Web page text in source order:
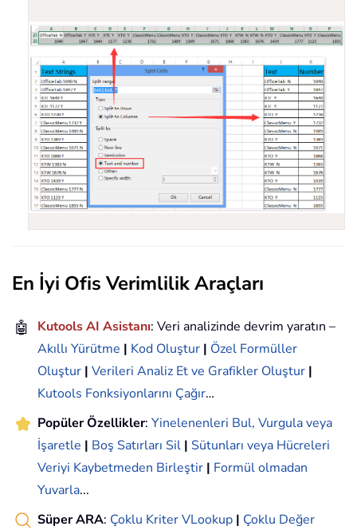
En İyi Ofis Verimlilik Araçları
🤖 Kutools AI Asistanı: Veri analizinde devrim yaratın –
Akıllı Yürütme | Kod Oluştur | Özel Formüller
Oluştur | Verileri Analiz Et ve Grafikler Oluştur |
Kutools Fonksiyonlarını Çağır…
Popüler Özellikler: Yinelenenleri Bul, Vurgula veya
İşaretle | Boş Satırları Sil | Sütunları veya Hücreleri
Veriyi Kaybetmeden Birleştir | Formül olmadan
Yuvarla...
Süper ARA: Çoklu Kriter VLookup | Çoklu Değer